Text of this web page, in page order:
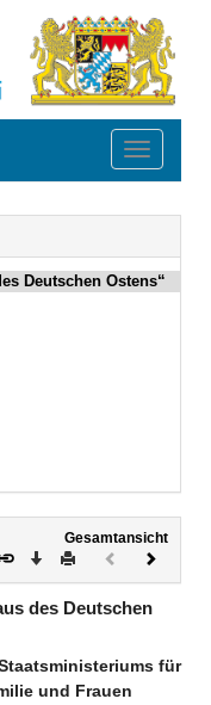
Toggle
Deutschen Ostens“
Gesamtansicht
Download
DruckenVorheriges
des Deutschen
für
und Frauen